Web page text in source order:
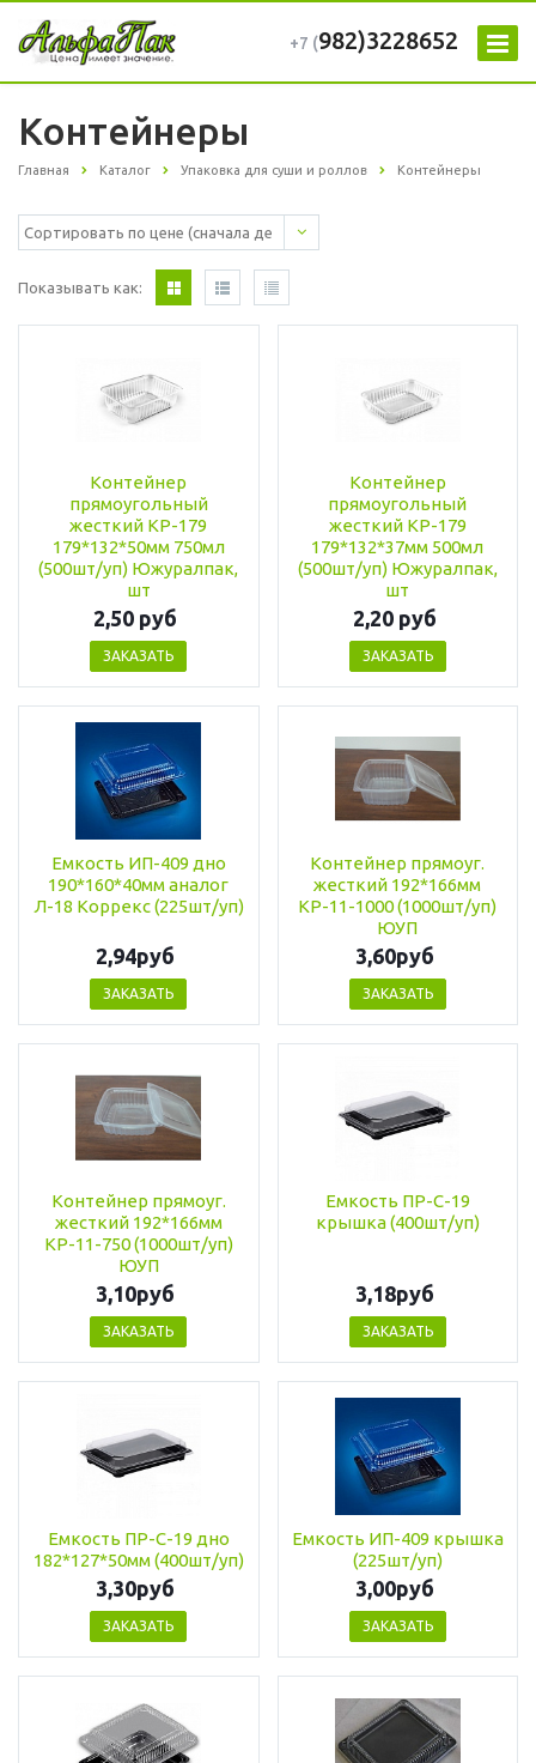
+7 (982)3228652
Контейнеры
Главная Каталог Упаковка для суши и роллов Контейнеры
Показывать как:
Контейнер
прямоугольный
жесткий КР-179
179*132*50мм 750мл
(500шт/уп) Южуралпак,
шт
2,50 руб
ЗАКАЗАТЬ
Контейнер
прямоугольный
жесткий КР-179
179*132*37мм 500мл
(500шт/уп) Южуралпак,
шт
2,20 руб
ЗАКАЗАТЬ
Емкость ИП-409 дно
190*160*40мм аналог
Л-18 Коррекс (225шт/уп)
2,94руб
ЗАКАЗАТЬ
Контейнер прямоуг.
жесткий 192*166мм
КР-11-1000 (1000шт/уп)
ЮУП
3,60руб
ЗАКАЗАТЬ
Контейнер прямоуг.
жесткий 192*166мм
КР-11-750 (1000шт/уп)
ЮУП
3,10руб
ЗАКАЗАТЬ
Емкость ПР-С-19
крышка (400шт/уп)
3,18руб
ЗАКАЗАТЬ
Емкость ПР-С-19 дно
182*127*50мм (400шт/уп)
3,30руб
ЗАКАЗАТЬ
Емкость ИП-409 крышка
(225шт/уп)
3,00руб
ЗАКАЗАТЬ